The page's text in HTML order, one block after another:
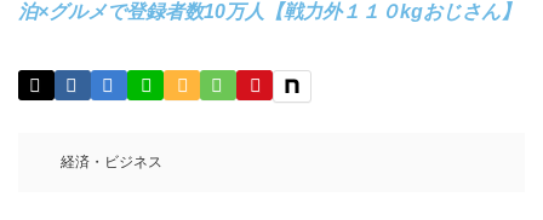
泊×グルメで登録者数10万人【戦力外１１０kgおじさん】
経済・ビジネス